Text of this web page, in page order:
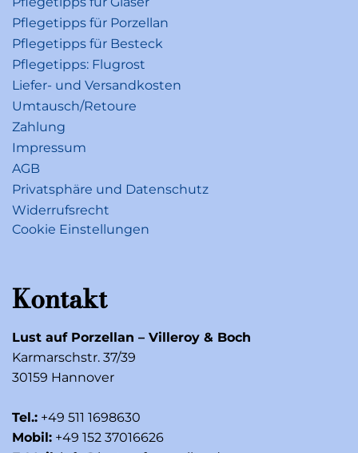
Pflegetipps für Porzellan
Pflegetipps für Besteck
Pflegetipps: Flugrost
Liefer- und Versandkosten
Umtausch/Retoure
Zahlung
Impressum
AGB
Privatsphäre und Datenschutz
Widerrufsrecht
Cookie Einstellungen
Kontakt
Lust auf Porzellan – Villeroy & Boch
Karmarschstr. 37/39
30159 Hannover
Tel.: +49 511 1698630
Mobil: +49 152 37016626